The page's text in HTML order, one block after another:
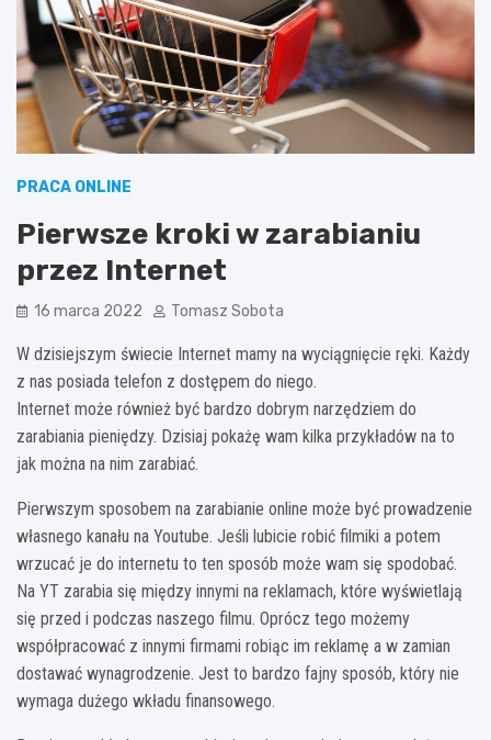
PRACA ONLINE
Pierwsze kroki w zarabianiu
przez Internet
16 marca 2022 Tomasz Sobota
W dzisiejszym świecie Internet mamy na wyciągnięcie ręki. Każdy
z nas posiada telefon z dostępem do niego.
Internet może również być bardzo dobrym narzędziem do
zarabiania pieniędzy. Dzisiaj pokażę wam kilka przykładów na to
jak można na nim zarabiać.
Pierwszym sposobem na zarabianie online może być prowadzenie
własnego kanału na Youtube. Jeśli lubicie robić filmiki a potem
wrzucać je do internetu to ten sposób może wam się spodobać.
Na YT zarabia się między innymi na reklamach, które wyświetlają
się przed i podczas naszego filmu. Oprócz tego możemy
współpracować z innymi firmami robiąc im reklamę a w zamian
dostawać wynagrodzenie. Jest to bardzo fajny sposób, który nie
wymaga dużego wkładu finansowego.